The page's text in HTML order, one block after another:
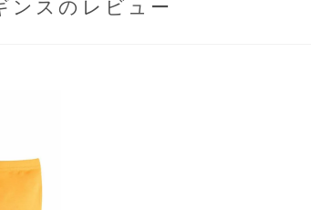
ンスのレビュー